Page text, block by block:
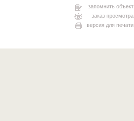
запомнить объект
заказ просмотра
версия для печати